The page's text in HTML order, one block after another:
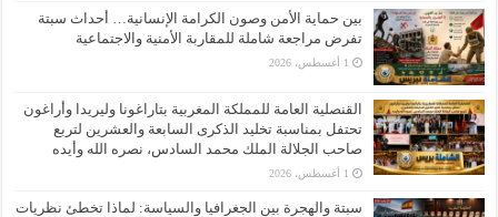
بين حماية الأمن وصون الكرامة الإنسانية… أحداث سبتة
تفرض مراجعة شاملة للمقاربة الأمنية والاجتماعية
1 أغسطس، 2026
القنصلية العامة للمملكة المغربية بتاراغونا وليريدا وأراغون
تحتفل بمناسبة تخليد الذكرى السابعة والعشرين لتربع
صاحب الجلالة الملك محمد السادس، نصره الله وأيده
1 أغسطس، 2026
سبتة والهجرة بين الجغرافيا والسياسة: لماذا تخطئ نظريات